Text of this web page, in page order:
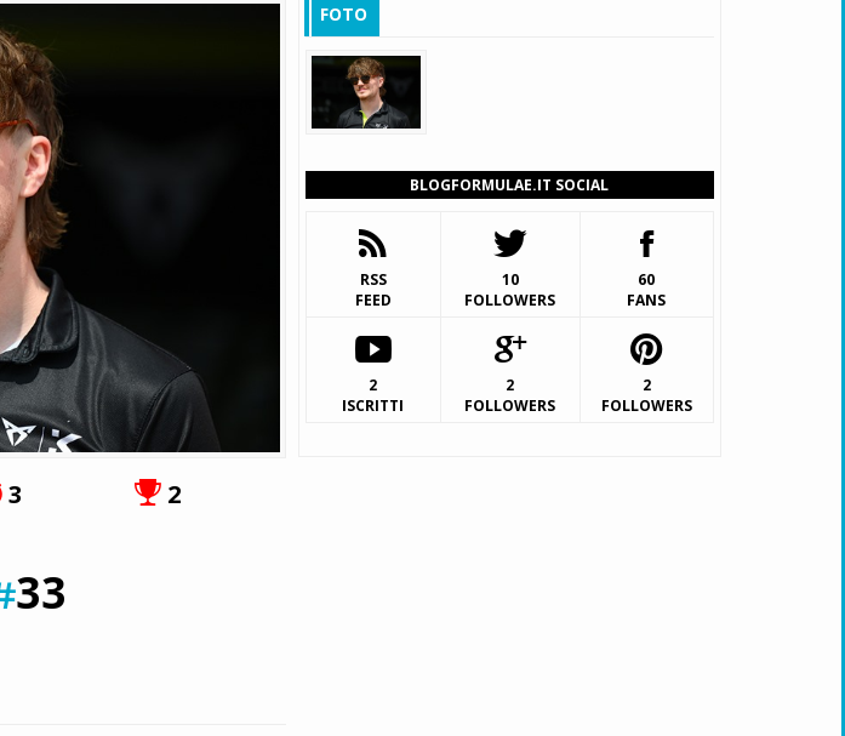
3 2
33
FOTO
BLOGFORMULAE.IT SOCIAL
RSS
FEED
10
FOLLOWERS
60
FANS
2
ISCRITTI
2
FOLLOWERS
2
FOLLOWERS